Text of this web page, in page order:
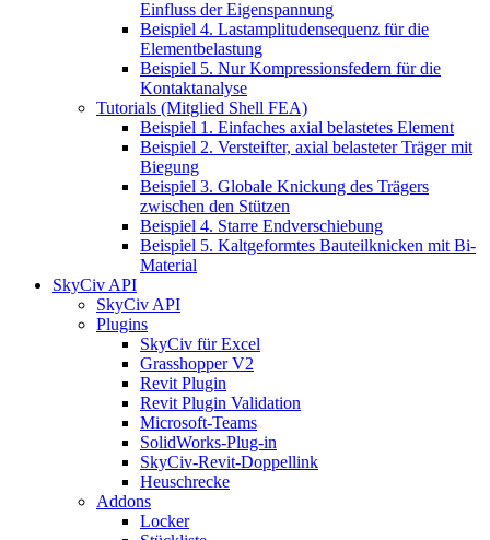
Einfluss der Eigenspannung
Beispiel 4. Lastamplitudensequenz für die
Elementbelastung
Beispiel 5. Nur Kompressionsfedern für die
Kontaktanalyse
Tutorials (Mitglied Shell FEA)
Beispiel 1. Einfaches axial belastetes Element
Beispiel 2. Versteifter, axial belasteter Träger mit
Biegung
Beispiel 3. Globale Knickung des Trägers
zwischen den Stützen
Beispiel 4. Starre Endverschiebung
Beispiel 5. Kaltgeformtes Bauteilknicken mit Bi-
Material
SkyCiv API
SkyCiv API
Plugins
SkyCiv für Excel
Grasshopper V2
Revit Plugin
Revit Plugin Validation
Microsoft-Teams
SolidWorks-Plug-in
SkyCiv-Revit-Doppellink
Heuschrecke
Addons
Locker